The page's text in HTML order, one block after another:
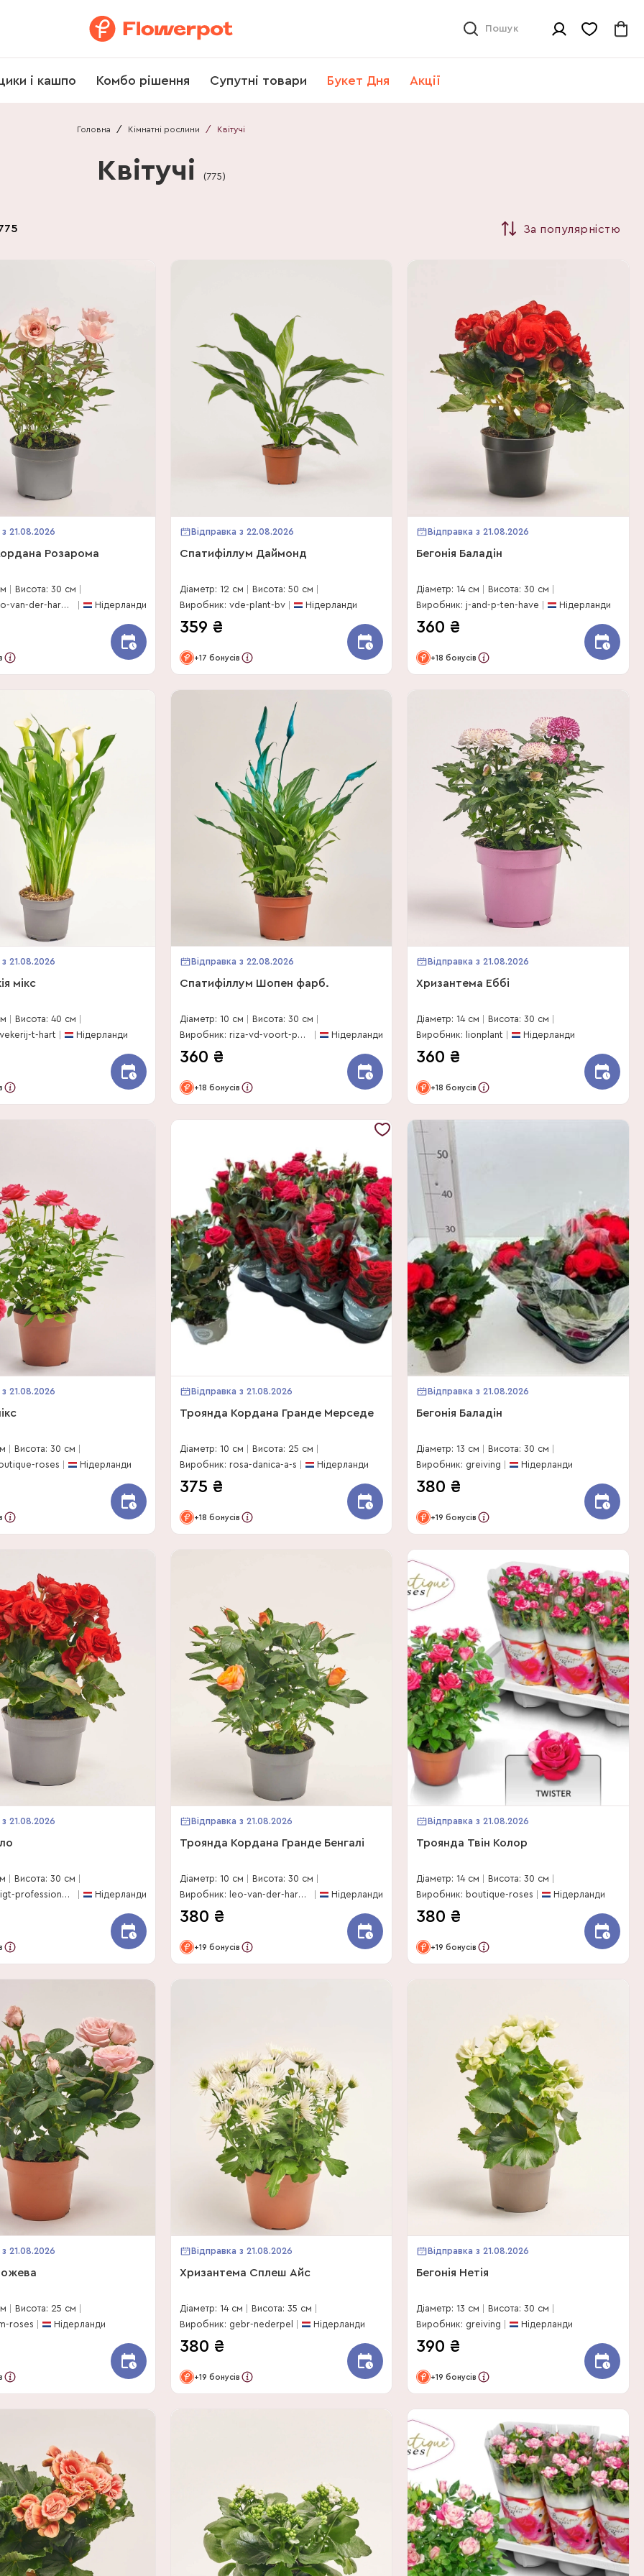
Пошук
і кашпо Комбо рішення Супутні товари Букет Дня Акції
Головна / Кімнатні рослини / Квітучі
Квітучі (775)
За популярністю
21.08.2026
Розарома
Висота: 30 см
Виробник: leo-van-der-harg-bv
Нідерланди
Відправка з 22.08.2026
Спатифіллум Даймонд
Діаметр: 12 см
Висота: 50 см
Виробник: vde-plant-bv
Нідерланди
359 ₴
+17 бонусів
Відправка з 21.08.2026
Бегонія Баладін
Діаметр: 14 см
Висота: 30 см
Виробник: j-and-p-ten-have
Нідерланди
360 ₴
+18 бонусів
21.08.2026
мікс
Висота: 40 см
t-hart
Нідерланди
Відправка з 22.08.2026
Спатифіллум Шопен фарб.
Діаметр: 10 см
Висота: 30 см
Виробник: riza-vd-voort-potplanten
Нідерланди
360 ₴
+18 бонусів
Відправка з 21.08.2026
Хризантема Еббі
Діаметр: 14 см
Висота: 30 см
Виробник: lionplant
Нідерланди
360 ₴
+18 бонусів
21.08.2026
Висота: 30 см
roses
Нідерланди
Відправка з 21.08.2026
Троянда Кордана Гранде Мерседе
Діаметр: 10 см
Висота: 25 см
Виробник: rosa-danica-a-s
Нідерланди
375 ₴
+18 бонусів
Відправка з 21.08.2026
Бегонія Баладін
Діаметр: 13 см
Висота: 30 см
Виробник: greiving
Нідерланди
380 ₴
+19 бонусів
21.08.2026
Висота: 30 см
Виробник: pligt-professionals-bv
Нідерланди
Відправка з 21.08.2026
Троянда Кордана Гранде Бенгалі
Діаметр: 10 см
Висота: 30 см
Виробник: leo-van-der-harg-bv
Нідерланди
380 ₴
+19 бонусів
Відправка з 21.08.2026
Троянда Твін Колор
Діаметр: 14 см
Висота: 30 см
Виробник: boutique-roses
Нідерланди
380 ₴
+19 бонусів
21.08.2026
Висота: 25 см
roses
Нідерланди
Відправка з 21.08.2026
Хризантема Сплеш Айс
Діаметр: 14 см
Висота: 35 см
Виробник: gebr-nederpel
Нідерланди
380 ₴
+19 бонусів
Відправка з 21.08.2026
Бегонія Нетія
Діаметр: 13 см
Висота: 30 см
Виробник: greiving
Нідерланди
390 ₴
+19 бонусів